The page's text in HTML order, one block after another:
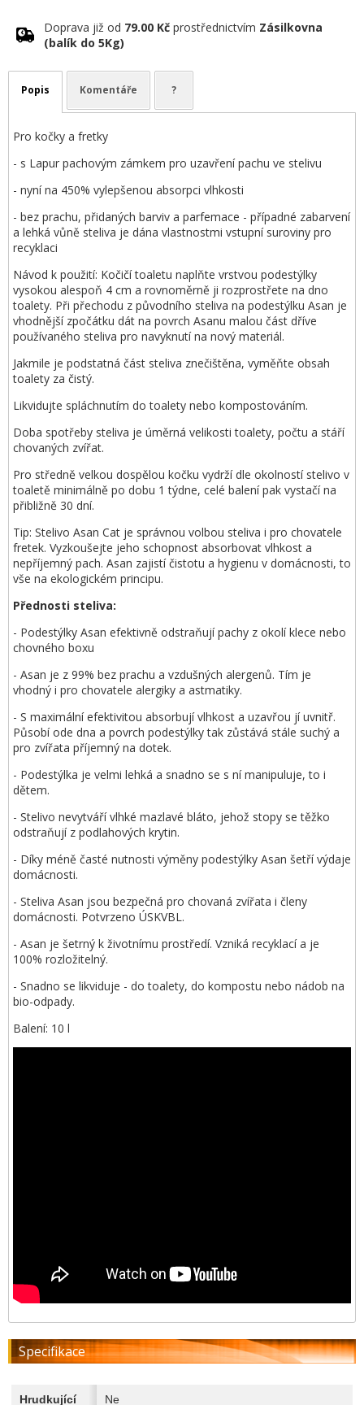
Doprava již od 79.00 Kč prostřednictvím Zásilkovna
(balík do 5Kg)
Popis Komentáře ?
Pro kočky a fretky
- s Lapur pachovým zámkem pro uzavření pachu ve stelivu
- nyní na 450% vylepšenou absorpci vlhkosti
- bez prachu, přidaných barviv a parfemace - případné zabarvení
a lehká vůně steliva je dána vlastnostmi vstupní suroviny pro
recyklaci
Návod k použití: Kočičí toaletu naplňte vrstvou podestýlky
vysokou alespoň 4 cm a rovnoměrně ji rozprostřete na dno
toalety. Při přechodu z původního steliva na podestýlku Asan je
vhodnější zpočátku dát na povrch Asanu malou část dříve
používaného steliva pro navyknutí na nový materiál.
Jakmile je podstatná část steliva znečištěna, vyměňte obsah
toalety za čistý.
Likvidujte spláchnutím do toalety nebo kompostováním.
Doba spotřeby steliva je úměrná velikosti toalety, počtu a stáří
chovaných zvířat.
Pro středně velkou dospělou kočku vydrží dle okolností stelivo v
toaletě minimálně po dobu 1 týdne, celé balení pak vystačí na
přibližně 30 dní.
Tip: Stelivo Asan Cat je správnou volbou steliva i pro chovatele
fretek. Vyzkoušejte jeho schopnost absorbovat vlhkost a
nepříjemný pach. Asan zajistí čistotu a hygienu v domácnosti, to
vše na ekologickém principu.
Přednosti steliva:
- Podestýlky Asan efektivně odstraňují pachy z okolí klece nebo
chovného boxu
- Asan je z 99% bez prachu a vzdušných alergenů. Tím je
vhodný i pro chovatele alergiky a astmatiky.
- S maximální efektivitou absorbují vlhkost a uzavřou jí uvnitř.
Působí ode dna a povrch podestýlky tak zůstává stále suchý a
pro zvířata příjemný na dotek.
- Podestýlka je velmi lehká a snadno se s ní manipuluje, to i
dětem.
- Stelivo nevytváří vlhké mazlavé bláto, jehož stopy se těžko
odstraňují z podlahových krytin.
- Díky méně časté nutnosti výměny podestýlky Asan šetří výdaje
domácnosti.
- Steliva Asan jsou bezpečná pro chovaná zvířata i členy
domácnosti. Potvrzeno ÚSKVBL.
- Asan je šetrný k životnímu prostředí. Vzniká recyklací a je
100% rozložitelný.
- Snadno se likviduje - do toalety, do kompostu nebo nádob na
bio-odpady.
Balení: 10 l
Specifikace
Hrudkující Ne